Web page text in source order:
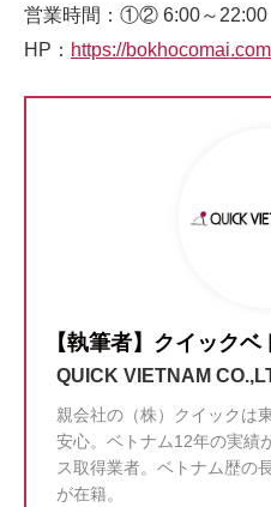
営業時間：①② 6:00～22:00
HP： https://
【執筆者】クイックベ
QUICK VIETNAM
親会社の（株）クイックは
安心。ベトナム12年の実績
ス取得業者。ベトナム歴の
が在籍。